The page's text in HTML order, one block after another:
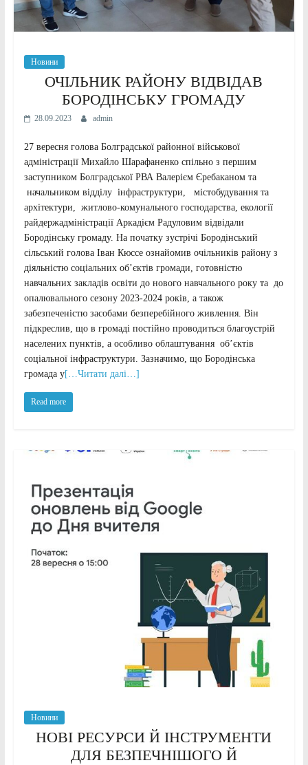
Новини
ОЧІЛЬНИК РАЙОНУ ВІДВІДАВ
БОРОДІНСЬКУ ГРОМАДУ
28.09.2023 admin
27 вересня голова Болградської районної військової
адміністрації Михайло Шарафаненко спільно з першим
заступником Болградської РВА Валерієм Єребаканом та
начальником відділу інфраструктури, містобудування та
архітектури, житлово-комунального господарства, екології
райдержадміністрації Аркадієм Радуловим відвідали
Бородінську громаду. На початку зустрічі Бородінський
сільський голова Іван Кюссе ознайомив очільників району з
діяльністю соціальних об’єктів громади, готовністю
навчальних закладів освіти до нового навчального року та до
опалювального сезону 2023-2024 років, а також
забезпеченістю засобами безперебійного живлення. Він
підкреслив, що в громаді постійно проводиться благоустрій
населених пунктів, а особливо облаштування об’єктів
соціальної інфраструктури. Зазначимо, що Бородінська
громада у[…Читати далі…]
Read more
Новини
НОВІ РЕСУРСИ Й ІНСТРУМЕНТИ
ДЛЯ БЕЗПЕЧНІШОГО Й